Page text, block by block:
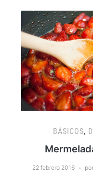
BÁSICOS,
22 febrero 2016 por